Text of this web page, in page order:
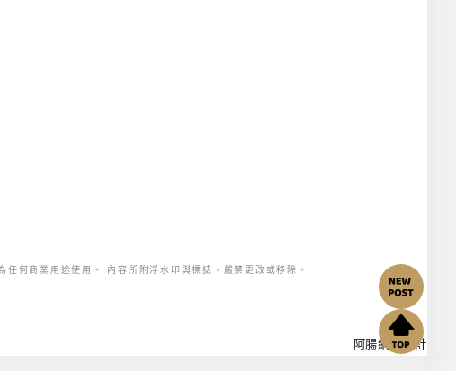
何商業用途使用。 內容所附浮水印與標誌，嚴禁更改或移除。
阿腸網頁設計